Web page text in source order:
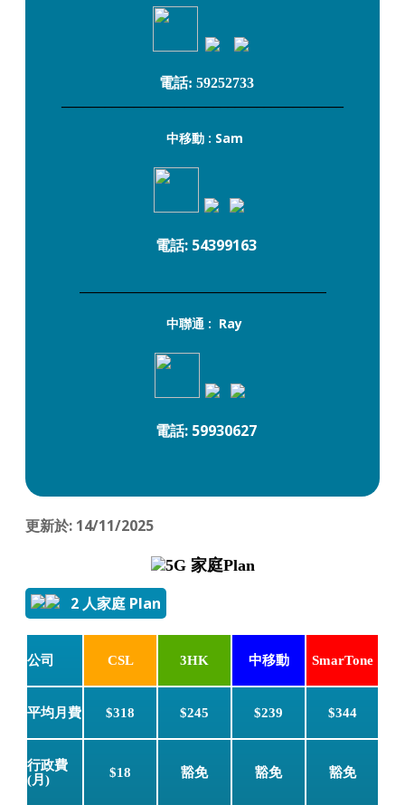
電話: 59252733
中移動 : Sam
電話: 54399163
中聯通 : Ray
電話: 59930627
更新於: 14/11/2025
5G 家庭Plan
2 人家庭 Plan
公司 CSL 3HK 中移動 SmarTone
平均月費 $318 $245 $239 $344
行政費
(月)
$18 豁免 豁免 豁免